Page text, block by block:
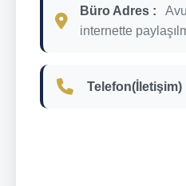
Büro Adres :
internette
Telefon(İletişim)